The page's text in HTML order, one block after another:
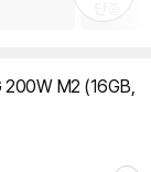
200W M2 (16GB,